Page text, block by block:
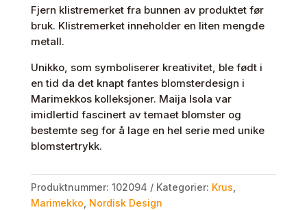
Fjern klistremerket fra bunnen av produktet før
bruk. Klistremerket inneholder en liten mengde
metall.
Unikko, som symboliserer kreativitet, ble født i
en tid da det knapt fantes blomsterdesign i
Marimekkos kolleksjoner. Maija Isola var
imidlertid fascinert av temaet blomster og
bestemte seg for å lage en hel serie med unike
blomstertrykk.
Produktnummer: 102094 Kategorier: Krus
Marimekko Nordisk Design